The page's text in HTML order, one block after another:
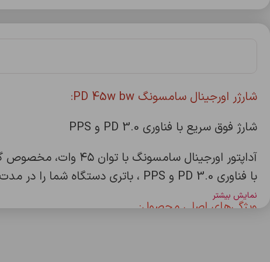
شارژر اورجينال سامسونگ PD 45w bw:
شارژ فوق سریع با فناوری PD 3.0 و PPS
با فناوری PD 3.0 و PPS ، باتری دستگاه شما را در مدت زمان بسیار کوتاهی تا 50٪ شارژ می‌کند!
ویژگی‌های اصلی محصول:
نمایش بیشتر